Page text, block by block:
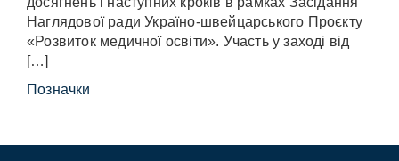
Наглядової ради Україно-швейцарського Проєкту
«Розвиток медичної освіти». Участь у заході від
[…]
Позначки